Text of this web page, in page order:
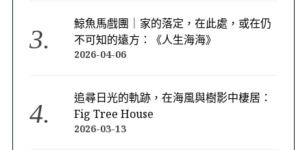
鯨魚馬戲團｜家的落定，在此處，或在仍
不可知的遠方：《人生海海》
2026-04-06
追尋日光的軌跡，在海風與樹影中棲居：
Fig Tree House
2026-03-13